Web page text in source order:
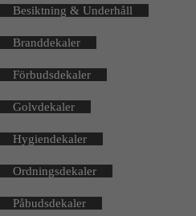
Besiktning & Underhåll
Branddekaler
Förbudsdekaler
Golvdekaler
Hygiendekaler
Ordningsdekaler
Påbudsdekaler